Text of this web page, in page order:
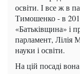
освіти. І все ж в
Тимошенко - в
«Батьківщина» і
парламент, Лілія
науки і освіти.
На цій посаді